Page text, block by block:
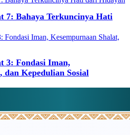
7: Bahaya Terkuncinya Hati
3: Fondasi Iman,
dan Kepedulian Sosial